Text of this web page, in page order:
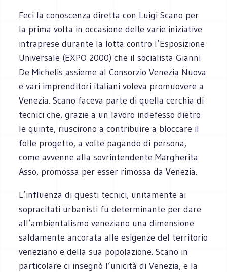
Feci la conoscenza diretta con Luigi Scano per
la prima volta in occasione delle varie iniziative
intraprese durante la lotta contro l’Esposizione
Universale (EXPO 2000) che il socialista Gianni
De Michelis assieme al Consorzio Venezia Nuova
e vari imprenditori italiani voleva promuovere a
Venezia. Scano faceva parte di quella cerchia di
tecnici che, grazie a un lavoro indefesso dietro
le quinte, riuscirono a contribuire a bloccare il
folle progetto, a volte pagando di persona,
come avvenne alla sovrintendente Margherita
Asso, promossa per esser rimossa da Venezia.
L’influenza di questi tecnici, unitamente ai
sopracitati urbanisti fu determinante per dare
all’ambientalismo veneziano una dimensione
saldamente ancorata alle esigenze del territorio
veneziano e della sua popolazione. Scano in
particolare ci insegnò l’unicità di Venezia, e la